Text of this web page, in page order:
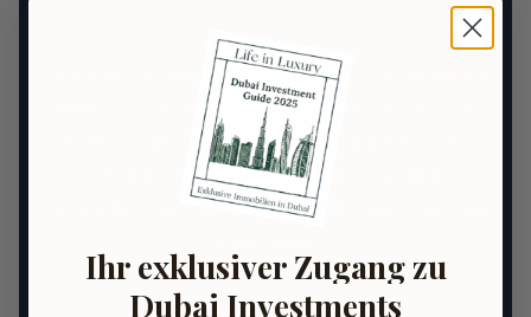
Dubai Hills Estate wird kontinuierlich erweitert mit
neuen Wohnprojekten, zusätzlichen Parks und
Gemeinschaftseinrichtungen. So bleibt die Anlage
attraktiv und steigert die Lebensqualität
nachhaltig. Dies sichert den langfristigen Wert der
Erfahren Sie mehr über die Zukunft von Dubai
Ihr exklusiver Zugang zu
Dubai Investments